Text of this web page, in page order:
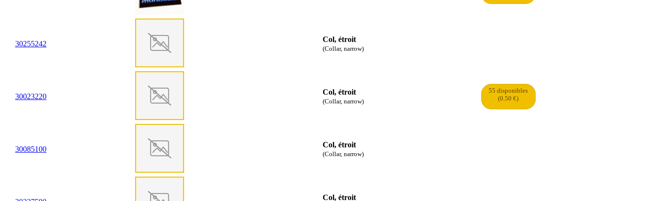
30255242
Col, étroit
(Collar, narrow)
30023220
Col, étroit
(Collar, narrow)
55 disponibles
(0.50 €)
30085100
Col, étroit
(Collar, narrow)
Col, étroit